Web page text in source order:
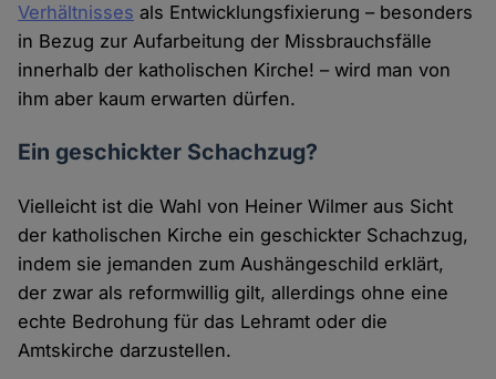
Verhältnisses als Entwicklungsfixierung – besonders
in Bezug zur Aufarbeitung der Missbrauchsfälle
innerhalb der katholischen Kirche! – wird man von
ihm aber kaum erwarten dürfen.
Ein geschickter Schachzug?
Vielleicht ist die Wahl von Heiner Wilmer aus Sicht
der katholischen Kirche ein geschickter Schachzug,
indem sie jemanden zum Aushängeschild erklärt,
der zwar als reformwillig gilt, allerdings ohne eine
echte Bedrohung für das Lehramt oder die
Amtskirche darzustellen.